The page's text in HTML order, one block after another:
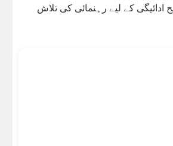
کے لیے رہنمائی کی تلاش